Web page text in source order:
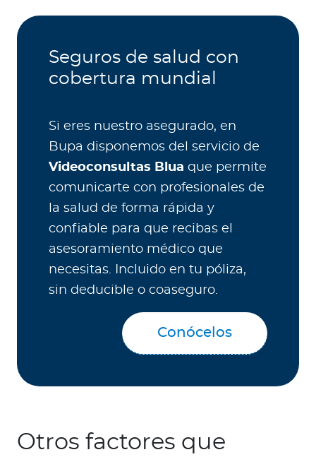
Seguros de salud con
cobertura mundial
Si eres nuestro asegurado, en
Bupa disponemos del servicio de
Videoconsultas Blua que permite
comunicarte con profesionales de
la salud de forma rápida y
confiable para que recibas el
asesoramiento médico que
necesitas. Incluido en tu póliza,
sin deducible o coaseguro.
Conócelos
Otros factores que